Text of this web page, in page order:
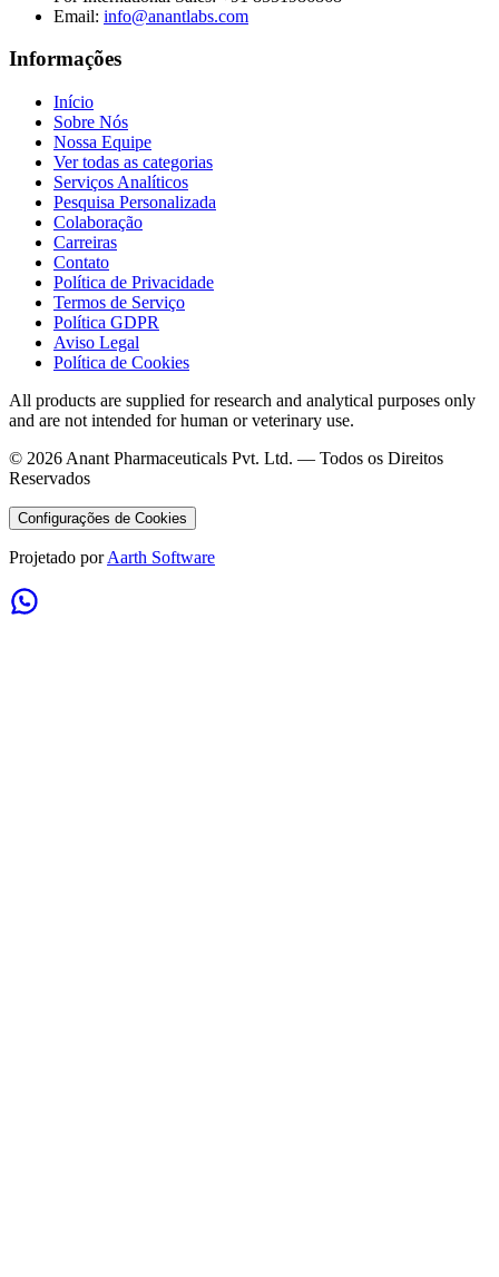
Email: info@anantlabs.com
Informações
Início
Sobre Nós
Nossa Equipe
Ver todas as categorias
Serviços Analíticos
Pesquisa Personalizada
Colaboração
Carreiras
Contato
Política de Privacidade
Termos de Serviço
Política GDPR
Aviso Legal
Política de Cookies
All products are supplied for research and analytical purposes only
and are not intended for human or veterinary use.
© 2026 Anant Pharmaceuticals Pvt. Ltd. — Todos os Direitos
Reservados
Configurações de Cookies
Projetado por Aarth Software